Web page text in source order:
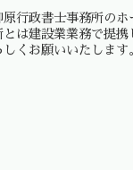
原行政書士事務所の
とは建設業業務で提
くお願いいたします